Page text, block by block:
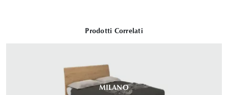
Prodotti Correlati
MILANO